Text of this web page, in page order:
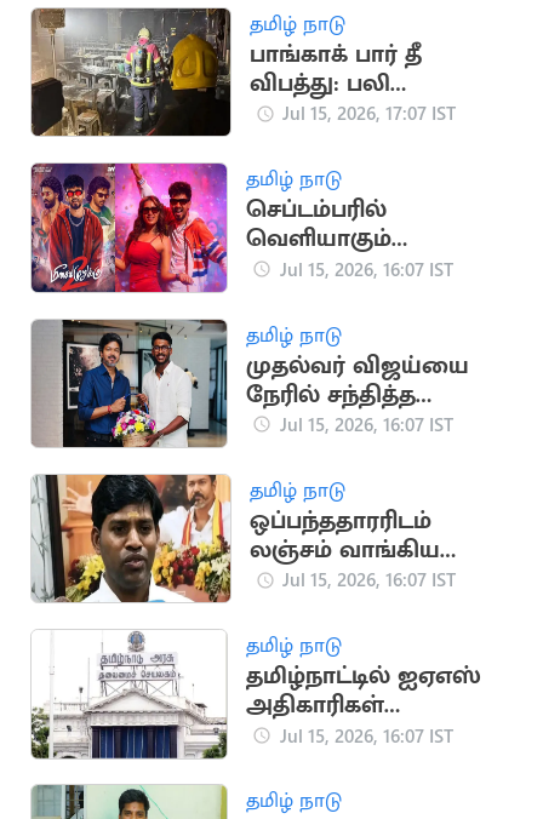
தமிழ் நாடு
பாங்காக் பார் தீ
விபத்து: பலி
எண்ணிக்கை 32 ஆக
Jul 15, 2026, 17:07 IST
தமிழ் நாடு
செப்டம்பரில்
வெளியாகும்
ஹிப்ஹாப் ஆதியின்
Jul 15, 2026, 16:07 IST
தமிழ் நாடு
முதல்வர் விஜய்யை
நேரில் சந்தித்த
கிரிக்கெட் வீரர் சாய்
Jul 15, 2026, 16:07 IST
தமிழ் நாடு
ஒப்பந்ததாரரிடம்
லஞ்சம் வாங்கிய
தவெக ஊராட்சித்
Jul 15, 2026, 16:07 IST
தமிழ் நாடு
தமிழ்நாட்டில் ஐஏஎஸ்
அதிகாரிகள்
இடமாற்றம்: புதிய
Jul 15, 2026, 16:07 IST
தமிழ் நாடு